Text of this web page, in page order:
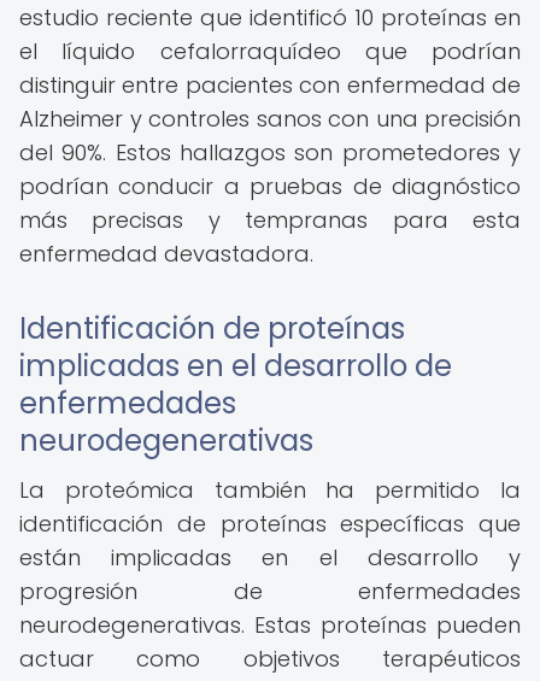
estudio reciente que identificó 10 proteínas en
el líquido cefalorraquídeo que podrían
distinguir entre pacientes con enfermedad de
Alzheimer y controles sanos con una precisión
del 90%. Estos hallazgos son prometedores y
podrían conducir a pruebas de diagnóstico
más precisas y tempranas para esta
enfermedad devastadora.
Identificación de proteínas
implicadas en el desarrollo de
enfermedades
neurodegenerativas
La proteómica también ha permitido la
identificación de proteínas específicas que
están implicadas en el desarrollo y
progresión de enfermedades
neurodegenerativas. Estas proteínas pueden
actuar como objetivos terapéuticos